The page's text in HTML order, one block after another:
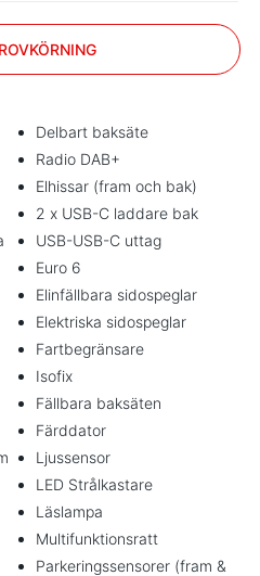
Delbart baksäte
Radio DAB+
Elhissar (fram och bak)
2 x USB-C laddare bak
USB-USB-C uttag
Euro 6
Elinfällbara sidospeglar
Elektriska sidospeglar
Fartbegränsare
Isofix
Fällbara baksäten
Färddator
Ljussensor
LED Strålkastare
Läslampa
Multifunktionsratt
Parkeringssensorer (fram &